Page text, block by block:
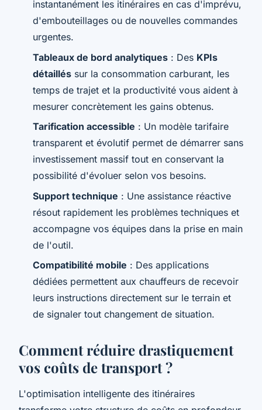
instantanément les itinéraires en cas d'imprévu,
d'embouteillages ou de nouvelles commandes
urgentes.
Tableaux de bord analytiques : Des KPIs
détaillés sur la consommation carburant, les
temps de trajet et la productivité vous aident à
mesurer concrètement les gains obtenus.
Tarification accessible : Un modèle tarifaire
transparent et évolutif permet de démarrer sans
investissement massif tout en conservant la
possibilité d'évoluer selon vos besoins.
Support technique : Une assistance réactive
résout rapidement les problèmes techniques et
accompagne vos équipes dans la prise en main
de l'outil.
Compatibilité mobile : Des applications
dédiées permettent aux chauffeurs de recevoir
leurs instructions directement sur le terrain et
de signaler tout changement de situation.
Comment réduire drastiquement
vos coûts de transport ?
L'optimisation intelligente des itinéraires